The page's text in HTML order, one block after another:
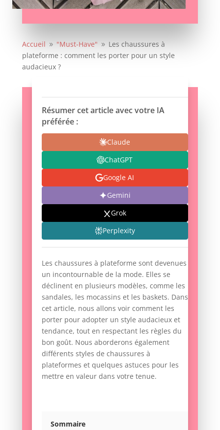
Accueil 9 "Must-Have" 9 Les chaussures à
plateforme : comment les porter pour un style
audacieux ?
Résumer cet article avec votre IA
préférée :
Claude
ChatGPT
Google AI
Gemini
Grok
Perplexity
Les chaussures à plateforme sont devenues
un incontournable de la mode. Elles se
déclinent en plusieurs modèles, comme les
sandales, les mocassins et les baskets. Dans
cet article, nous allons voir comment les
porter pour adopter un style audacieux et
tendance, tout en respectant les règles du
bon goût. Nous aborderons également
différents styles de chaussures à
plateformes et quelques astuces pour les
mettre en valeur dans votre tenue.
Sommaire